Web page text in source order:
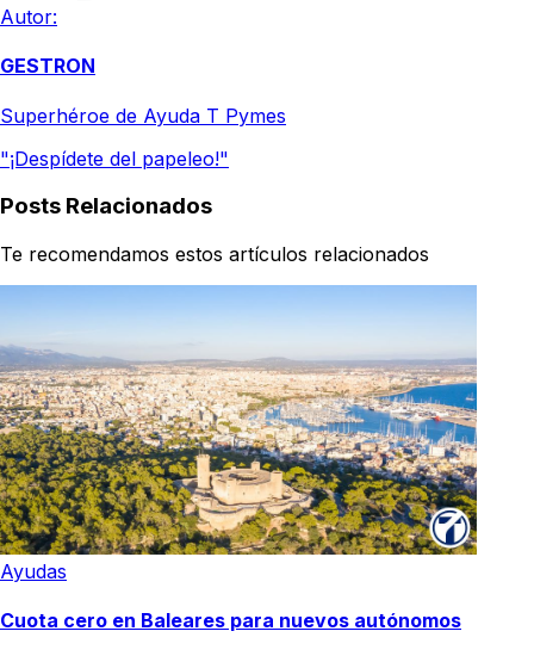
Autor:
GESTRON
Superhéroe de Ayuda T Pymes
"¡Despídete del papeleo!"
Posts Relacionados
Te recomendamos estos artículos relacionados
Ayudas
Cuota cero en Baleares para nuevos autónomos